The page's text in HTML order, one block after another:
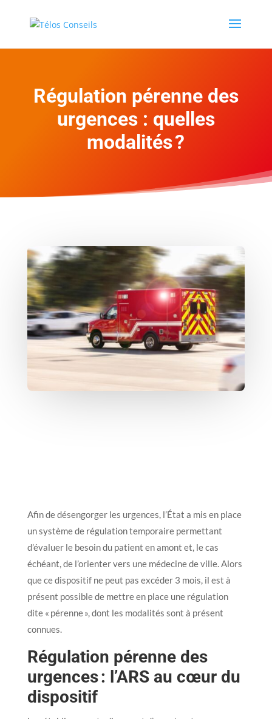
Régulation pérenne des
urgences : quelles
modalités ?
Afin de désengorger les urgences, l’État a mis en place
un système de régulation temporaire permettant
d’évaluer le besoin du patient en amont et, le cas
échéant, de l’orienter vers une médecine de ville. Alors
que ce dispositif ne peut pas excéder 3 mois, il est à
présent possible de mettre en place une régulation
dite « pérenne », dont les modalités sont à présent
connues.
Régulation pérenne des
urgences : l’ARS au cœur du
dispositif